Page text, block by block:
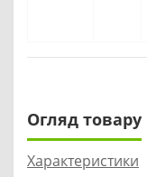
Огляд товару
Характеристики